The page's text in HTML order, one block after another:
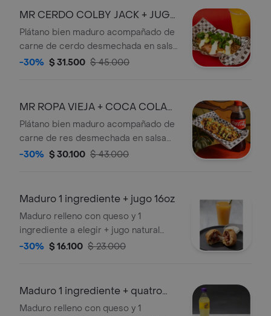
400 mL
MR CERDO COLBY JACK + JUGO
DE 16 OZ
Plátano bien maduro acompañado de
carne de cerdo desmechada en salsa
sweet chilli, tocineta premium
-30% $ 31.500 $ 45.000
MR ROPA VIEJA + COCA COLA
400ML
Plátano bien maduro acompañado de
carne de res desmechada en salsa
jugosa, chicharrón crocante y capa
-30% $ 30.100 $ 43.000
Maduro 1 ingrediente + jugo 16oz
Maduro relleno con queso y 1
ingrediente a elegir + jugo natural
16oz
-30% $ 16.100 $ 23.000
Maduro 1 ingrediente + quatro
400ml
Maduro relleno con queso y 1